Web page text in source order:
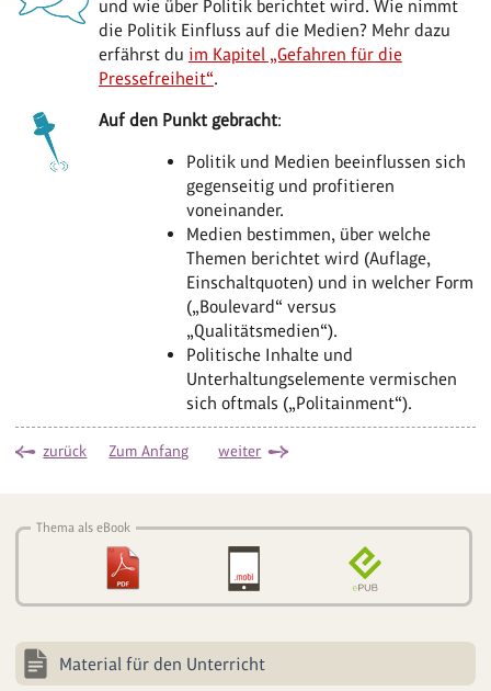
und wie über Politik berichtet wird. Wie nimmt
die Politik Einfluss auf die Medien? Mehr dazu
erfährst du im Kapitel „Gefahren für die
Pressefreiheit“.
Auf den Punkt gebracht:
Politik und Medien beeinflussen sich
gegenseitig und profitieren
voneinander.
Medien bestimmen, über welche
Themen berichtet wird (Auflage,
Einschaltquoten) und in welcher Form
(„Boulevard“ versus
„Qualitätsmedien“).
Politische Inhalte und
Unterhaltungselemente vermischen
sich oftmals („Politainment“).
zurück Zum Anfang weiter
Thema als eBook
Material für den Unterricht